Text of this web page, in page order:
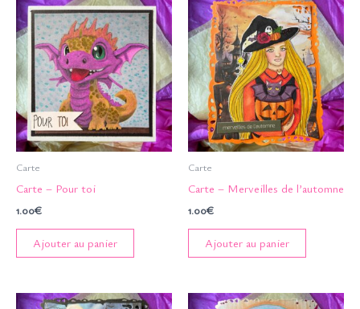
Carte
Carte – Pour toi
1.00€
Ajouter au panier
Carte
Carte – Merveilles de l’automne
1.00€
Ajouter au panier